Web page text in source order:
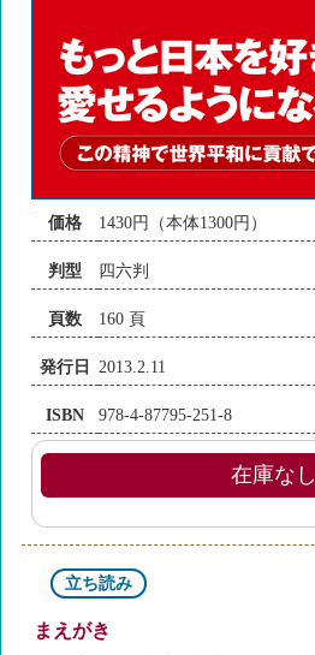
価格 1430円（本体1300円）
判型 四六判
頁数 160 頁
発行日 2013.2.11
ISBN 978-4-87795-251-8
在庫なし
立ち読み
まえがき